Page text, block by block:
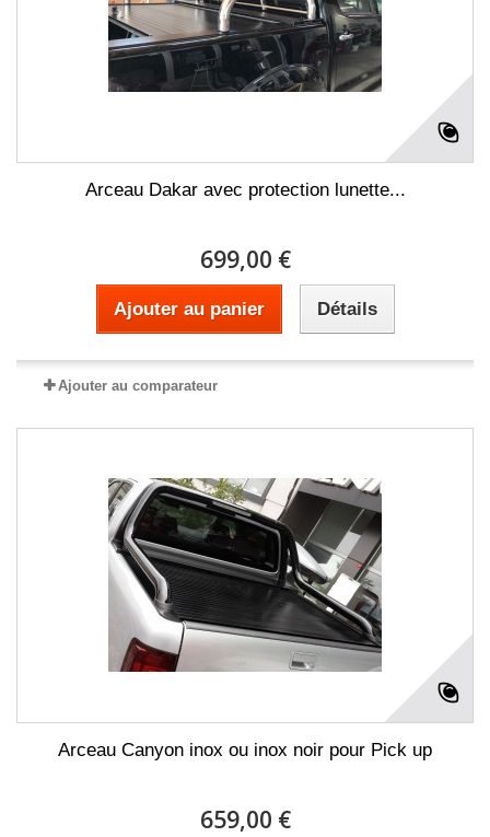
Arceau Dakar avec protection lunette...
699,00 €
Ajouter au panier Détails
Ajouter au comparateur
Arceau Canyon inox ou inox noir pour Pick up
659,00 €